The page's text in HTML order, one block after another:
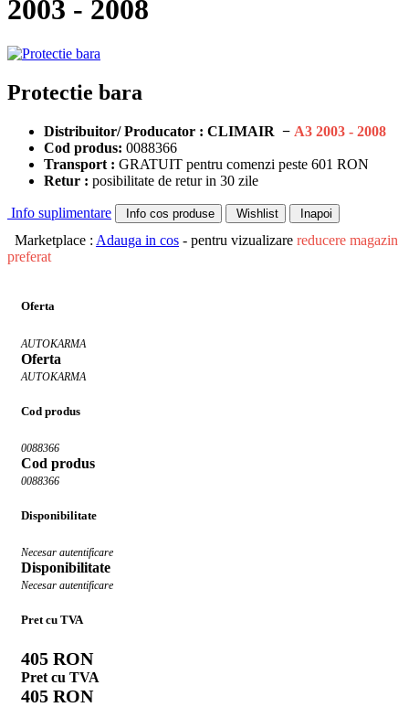
2003 - 2008
Protectie bara
Distribuitor/ Producator : CLIMAIR − A3 2003 - 2008
Cod produs: 0088366
Transport : GRATUIT pentru comenzi peste 601 RON
Retur : posibilitate de retur in 30 zile
Info suplimentare Info cos produse Wishlist Inapoi
Marketplace : Adauga in cos - pentru vizualizare reducere magazin
preferat
Oferta
AUTOKARMA
Oferta
AUTOKARMA
Cod produs
0088366
Cod produs
0088366
Disponibilitate
Necesar autentificare
Disponibilitate
Necesar autentificare
Pret cu TVA
405 RON
Pret cu TVA
405 RON